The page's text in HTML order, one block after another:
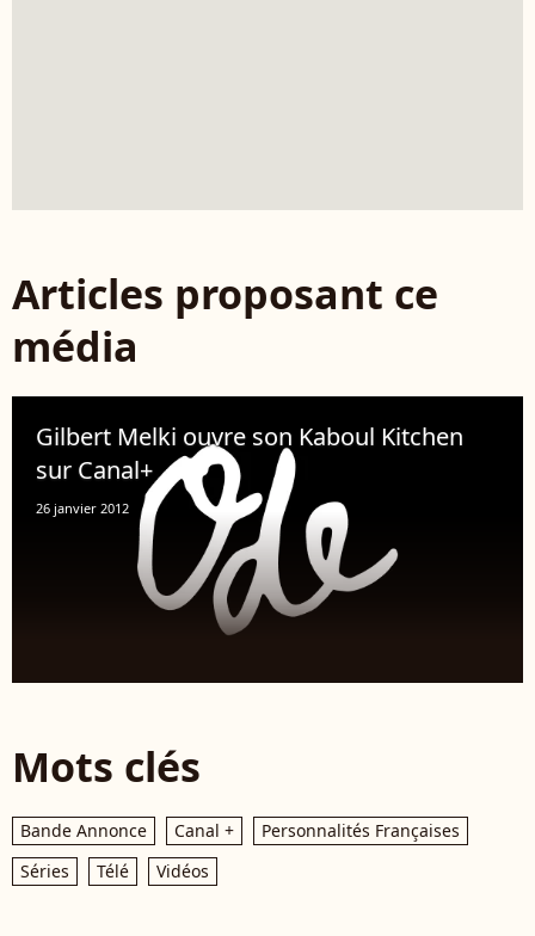
Articles proposant ce
média
Gilbert Melki ouvre son Kaboul Kitchen
sur Canal+
26 janvier 2012
Mots clés
Bande Annonce Canal +
Personnalités Françaises
Séries
Télé Vidéos